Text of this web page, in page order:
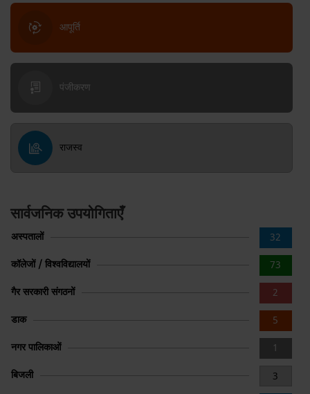
आपूर्ति
पंजीकरण
राजस्व
सार्वजनिक उपयोगिताएँ
32
अस्पतालों
73
कॉलेजों / विश्वविद्यालयों
2
गैर सरकारी संगठनों
5
डाक
1
नगर पालिकाओं
3
बिजली